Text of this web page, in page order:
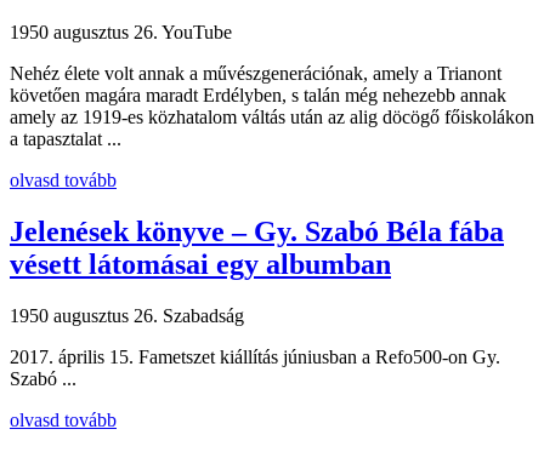
1950 augusztus 26. YouTube
Nehéz élete volt annak a művészgenerációnak, amely a Trianont
követően magára maradt Erdélyben, s talán még nehezebb annak
amely az 1919-es közhatalom váltás után az alig döcögő főiskolákon
a tapasztalat ...
olvasd tovább
Jelenések könyve – Gy. Szabó Béla fába
vésett látomásai egy albumban
1950 augusztus 26. Szabadság
2017. április 15. Fametszet kiállítás júniusban a Refo500-on Gy.
Szabó ...
olvasd tovább